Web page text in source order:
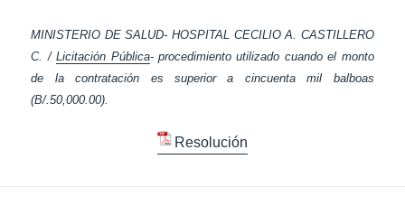
MINISTERIO DE SALUD- HOSPITAL CECILIO A. CASTILLERO
C. /Licitación Pública- procedimiento utilizado cuando el monto
de la contratación es superior a cincuenta mil balboas
(B/.50,000.00).
Resolución